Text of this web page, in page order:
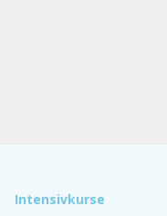
Intensivkurse